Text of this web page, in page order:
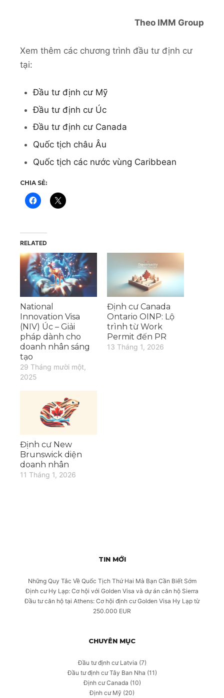
Theo IMM Group
Xem thêm các chương trình đầu tư định cư
tại:
Đầu tư định cư Mỹ
Đầu tư định cư Úc
Đầu tư định cư Canada
Quốc tịch châu Âu
Quốc tịch các nước vùng Caribbean
CHIA SẺ:
RELATED
National
Innovation Visa
(NIV) Úc – Giải
pháp dành cho
doanh nhân sáng
tạo
29 Tháng mười một,
2025
Định cư Canada
Ontario OINP: Lộ
trình từ Work
Permit đến PR
13 Tháng 1, 2026
Định cư New
Brunswick diện
doanh nhân
11 Tháng 1, 2026
TIN MỚI
Những Quy Tắc Về Quốc Tịch Thứ Hai Mà Bạn Cần Biết Sớm
Định cư Hy Lạp: Cơ hội với Golden Visa và dự án căn hộ Sierra
Đầu tư căn hộ tại Athens: Cơ hội định cư Golden Visa Hy Lạp từ
250.000 EUR
CHUYÊN MỤC
Đầu tư định cư Latvia (7)
Đầu tư định cư Tây Ban Nha (11)
Định cư Canada (10)
Định cư Mỹ (20)